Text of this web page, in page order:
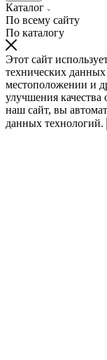
Каталог
По всему сайту
По каталогу
Этот сайт
технических
местоположении и
улучшения
наш сайт, вы
данных технологий.